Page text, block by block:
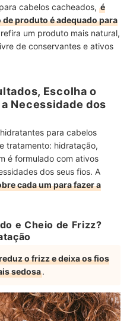
cabelos cacheados, é
produto é adequado para
um produto mais natural,
de conservantes e ativos
Escolha o
Necessidade dos
para cabelos
tratamento: hidratação,
é formulado com ativos
dos seus fios. A
cada um para fazer a
e Cheio de Frizz?
o frizz e deixa os fios
sedosa.